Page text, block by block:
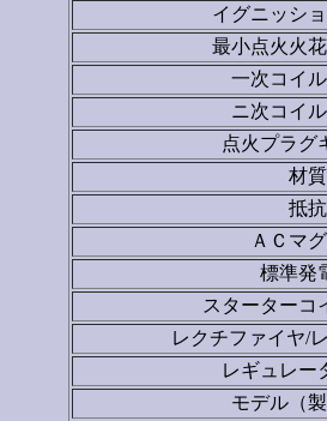
イグニッシ
最小点火火
一次コイ
ニ次コイ
点火プラグ
材質
抵抗
ＡＣマ
標準発
スターターコ
レクチファイヤ/
レギュレー
モデル（製